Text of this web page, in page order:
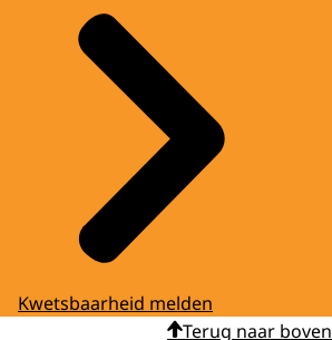
Kwetsbaarheid melden
Terug naar boven